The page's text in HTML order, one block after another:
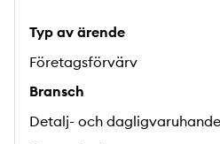
Typ av ärende
Företagsförvärv
Bransch
Detalj- och